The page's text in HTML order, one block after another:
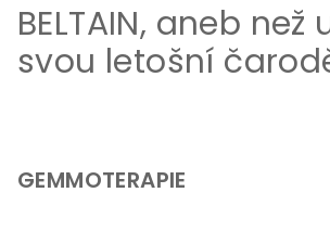
BELTAIN, aneb než
svou letošní
GEMMOTERAPIE